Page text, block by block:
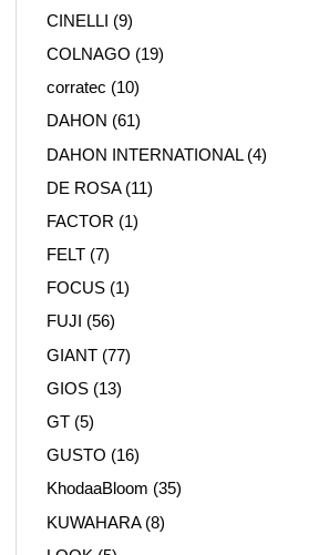
CINELLI (9)
COLNAGO (19)
corratec (10)
DAHON (61)
DAHON INTERNATIONAL(4)
DE ROSA(11)
FACTOR (1)
FELT (7)
FOCUS (1)
FUJI (56)
GIANT (77)
GIOS (13)
GT (5)
GUSTO (16)
KhodaaBloom (35)
KUWAHARA(8)